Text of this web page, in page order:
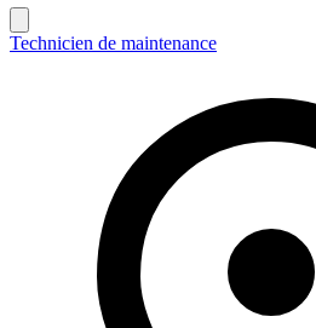
Technicien de maintenance